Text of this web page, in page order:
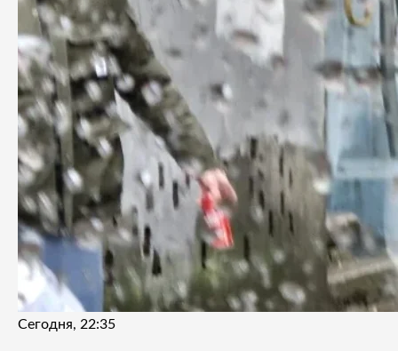
Сегодня, 22:35